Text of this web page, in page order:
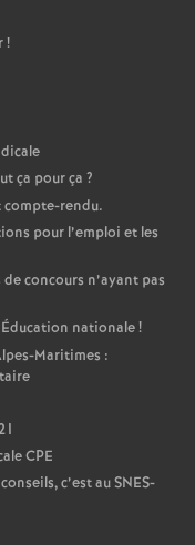
!
ça pour ça ?
compte-rendu.
pour l’emploi et les
concours n’ayant pas
nationale!
Maritimes :
CPE
c’est au SNES-